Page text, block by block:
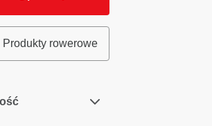
Produkty rowerowe